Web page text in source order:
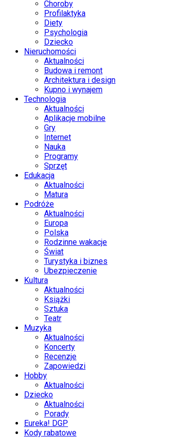
Choroby
Profilaktyka
Diety
Psychologia
Dziecko
Nieruchomości
Aktualności
Budowa i remont
Architektura i design
Kupno i wynajem
Technologia
Aktualności
Aplikacje mobilne
Gry
Internet
Nauka
Programy
Sprzęt
Edukacja
Aktualności
Matura
Podróże
Aktualności
Europa
Polska
Rodzinne wakacje
Świat
Turystyka i biznes
Ubezpieczenie
Kultura
Aktualności
Książki
Sztuka
Teatr
Muzyka
Aktualności
Koncerty
Recenzje
Zapowiedzi
Hobby
Aktualności
Dziecko
Aktualności
Porady
Eureka! DGP
Kody rabatowe